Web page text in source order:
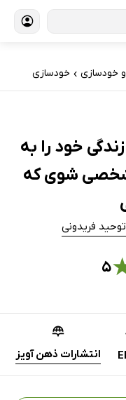
خودسازی › خودسازی
خود را به
شوی که
توحید فریدونی
۵
انتشارات ذهن آویز